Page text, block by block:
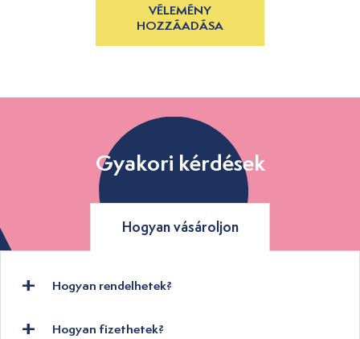
VÉLEMÉNY
HOZZÁADÁSA
Gyakori kérdések
Hogyan vásároljon
Hogyan rendelhetek?
Hogyan fizethetek?